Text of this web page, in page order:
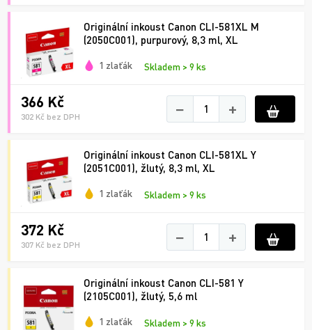
Originální inkoust Canon CLI-581XL M
(2050C001), purpurový, 8,3 ml, XL
1 zlaťák Skladem > 9 ks
366 Kč
302 Kč bez DPH − +
Originální inkoust Canon CLI-581XL Y
(2051C001), žlutý, 8,3 ml, XL
1 zlaťák Skladem > 9 ks
372 Kč
307 Kč bez DPH − +
Originální inkoust Canon CLI-581 Y
(2105C001), žlutý, 5,6 ml
1 zlaťák Skladem > 9 ks